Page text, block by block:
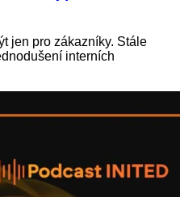
jen pro zákazníky. Stále
interních